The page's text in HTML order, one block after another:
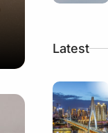
Latest